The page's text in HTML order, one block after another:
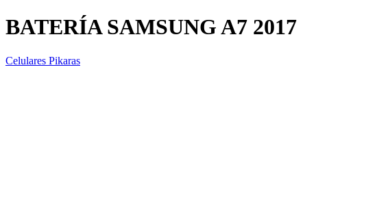
BATERÍA SAMSUNG A7 2017
Celulares Pikaras